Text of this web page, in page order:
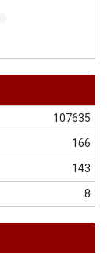
107635
166
143
8